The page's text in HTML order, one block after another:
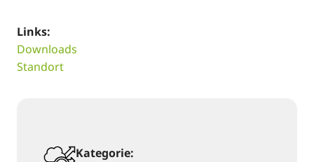
Links:
Downloads
Standort
Kategorie: